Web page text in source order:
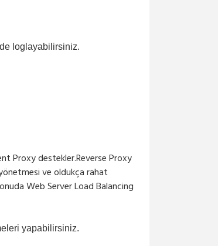
loglayabilirsiniz.
Proxy destekler.Reverse Proxy
ve oldukça rahat
Web Server Load Balancing
yapabilirsiniz.